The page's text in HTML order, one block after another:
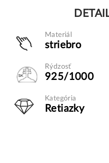
Materiál
striebro
Rýdzosť
925/1000
Kategória
Retiazky